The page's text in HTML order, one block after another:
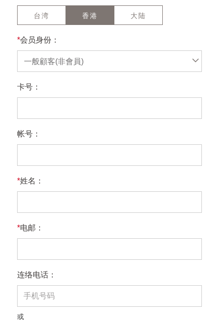
台湾 香港 大陆
*会员身份：
一般顧客(非會員)
卡号：
帐号：
*姓名：
*电邮：
连络电话：
或